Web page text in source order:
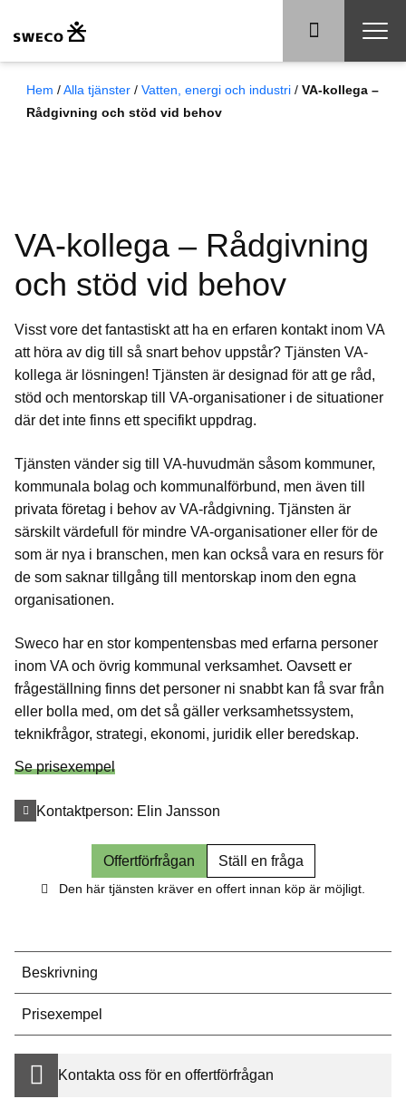
Hem /Alla tjänster / Vatten, energi och industri / VA-kollega –
Rådgivning och stöd vid behov
VA-kollega – Rådgivning
och stöd vid behov
Visst vore det fantastiskt att ha en erfaren kontakt inom VA
att höra av dig till så snart behov uppstår? Tjänsten VA-
kollega är lösningen! Tjänsten är designad för att ge råd,
stöd och mentorskap till VA-organisationer i de situationer
där det inte finns ett specifikt uppdrag.
Tjänsten vänder sig till VA-huvudmän såsom kommuner,
kommunala bolag och kommunalförbund, men även till
privata företag i behov av VA-rådgivning. Tjänsten är
särskilt värdefull för mindre VA-organisationer eller för de
som är nya i branschen, men kan också vara en resurs för
de som saknar tillgång till mentorskap inom den egna
organisationen.
Sweco har en stor kompentensbas med erfarna personer
inom VA och övrig kommunal verksamhet. Oavsett er
frågeställning finns det personer ni snabbt kan få svar från
eller bolla med, om det så gäller verksamhetssystem,
teknikfrågor, strategi, ekonomi, juridik eller beredskap.
Se prisexempel
Kontaktperson: Elin Jansson
Offertförfrågan Ställ en fråga
Den här tjänsten kräver en offert innan köp är möjligt.
Beskrivning
Prisexempel
Kontakta oss för en offertförfrågan